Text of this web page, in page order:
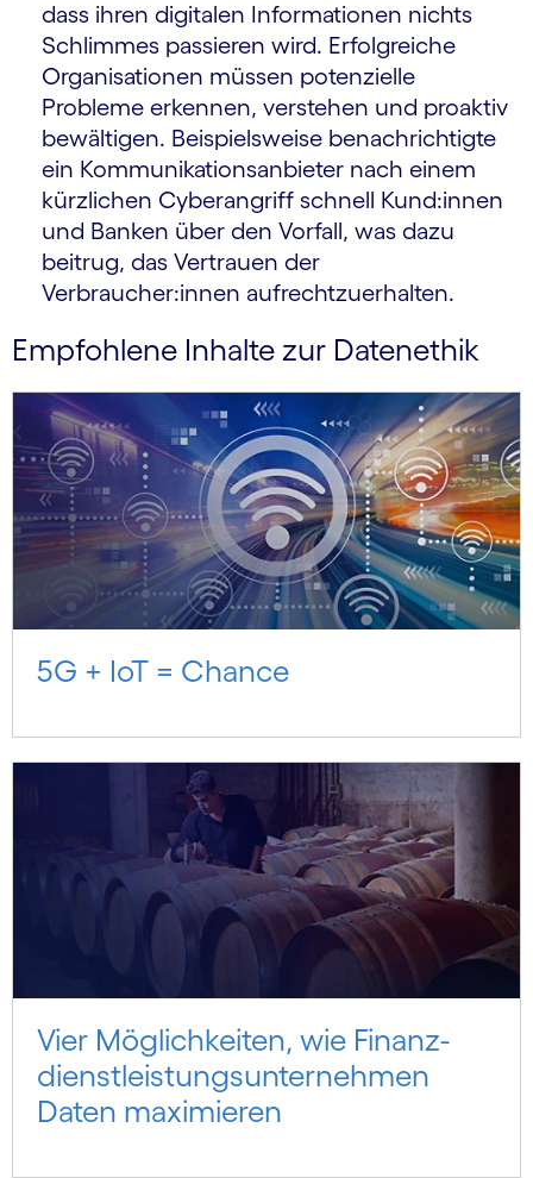
dass ihren digitalen Informationen nichts
Schlimmes passieren wird. Erfolgreiche
Organisationen müssen potenzielle
Probleme erkennen, verstehen und proaktiv
bewältigen. Beispielsweise benachrichtigte
ein Kommunikationsanbieter nach einem
kürzlichen Cyberangriff schnell Kund:innen
und Banken über den Vorfall, was dazu
beitrug, das Vertrauen der
Verbraucher:innen aufrechtzuerhalten.
Empfohlene Inhalte zur Datenethik
5G + IoT = Chance
Vier Möglichkeiten, wie Finanz­
diens­tleistungs­unter­nehmen
Daten maximieren